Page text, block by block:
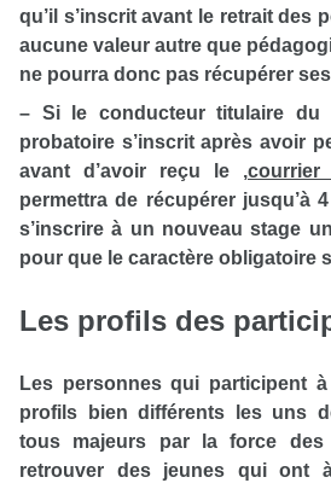
qu’il s’inscrit avant le retrait des
aucune valeur autre que
ne pourra donc pas récupérer
– Si le conducteur titulaire du
probatoire s’inscrit après avoir
avant d’avoir reçu le ,courrier
permettra de récupérer jusqu’à
s’inscrire à un nouveau stage
pour que le caractère obligatoire
Les profils des
Les personnes qui participent
profils bien différents les uns
tous majeurs par la force
retrouver des jeunes qui ont